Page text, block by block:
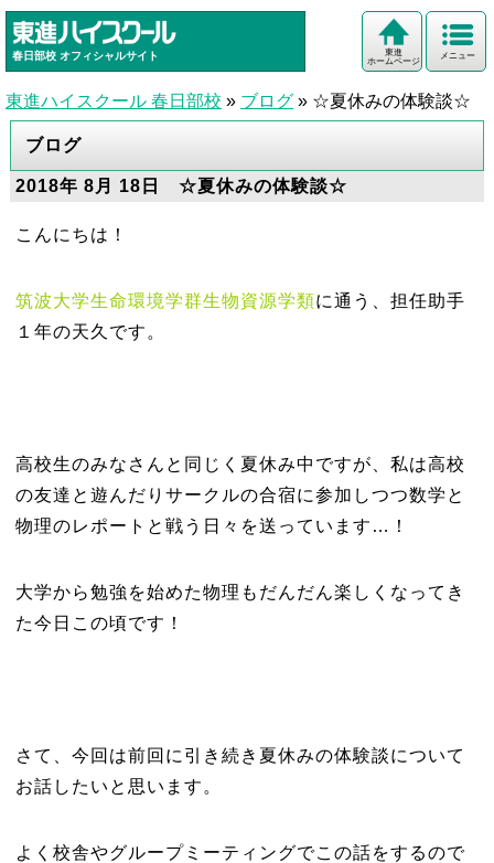
春日部校 オフィシャルサイト メニュー
東進
ホームページ
東進ハイスクール 春日部校 » ブログ » ☆夏休みの体験談☆
ブログ
2018年 8月 18日 ☆夏休みの体験談☆
こんにちは！
筑波大学生命環境学群生物資源学類に通う、担任助手
１年の天久です。
高校生のみなさんと同じく夏休み中ですが、私は高校
の友達と遊んだりサークルの合宿に参加しつつ数学と
物理のレポートと戦う日々を送っています…！
大学から勉強を始めた物理もだんだん楽しくなってき
た今日この頃です！
さて、今回は前回に引き続き夏休みの体験談について
お話したいと思います。
よく校舎やグループミーティングでこの話をするので